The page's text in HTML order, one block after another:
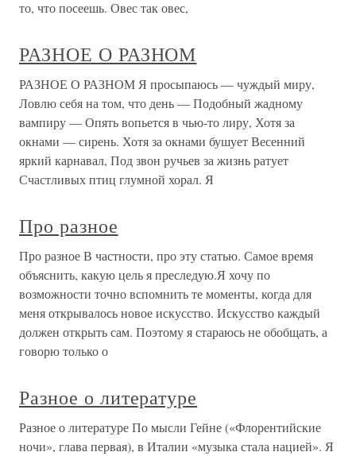
то, что посеешь. Овес так овес,
РАЗНОЕ О РАЗНОМ
РАЗНОЕ О РАЗНОМ Я просыпаюсь — чуждый миру,
Ловлю себя на том, что день — Подобный жадному
вампиру — Опять вопьется в чью-то лиру, Хотя за
окнами — сирень. Хотя за окнами бушует Весенний
яркий карнавал, Под звон ручьев за жизнь ратует
Счастливых птиц глумной хорал. Я
Про разное
Про разное В частности, про эту статью. Самое время
объяснить, какую цель я преследую.Я хочу по
возможности точно вспомнить те моменты, когда для
меня открывалось новое искусство. Искусство каждый
должен открыть сам. Поэтому я стараюсь не обобщать, а
говорю только о
Разное о литературе
Разное о литературе По мысли Гейне («Флорентийские
ночи», глава первая), в Италии «музыка стала нацией». Я